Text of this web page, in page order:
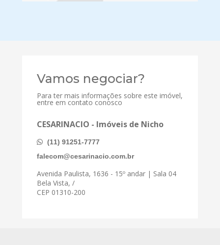
Vamos negociar?
Para ter mais informações sobre este imóvel,
entre em contato conosco
CESARINACIO - Imóveis de Nicho
(11) 91251-7777
falecom@cesarinacio.com.br
Avenida Paulista, 1636 - 15º andar | Sala 04
Bela Vista, /
CEP 01310-200